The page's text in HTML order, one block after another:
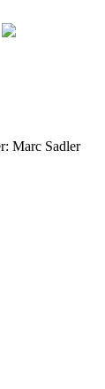
Marc Sadler